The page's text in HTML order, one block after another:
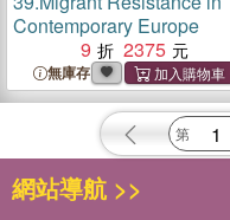
Contemporary Europe
9
2375
無庫存
網站導航 >>